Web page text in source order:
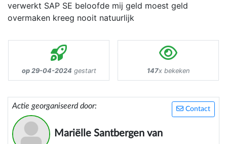
verwerkt SAP SE beloofde mij geld moest geld
overmaken kreeg nooit natuurlijk
op 29-04-2024 gestart 147x bekeken
Contact
Actie georganiseerd door:
Mariëlle Santbergen van